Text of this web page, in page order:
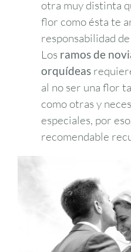
otra muy distinta
flor como ésta te
responsabilidad
Los ramos de
orquídeas
al no ser una flor
como otras y
especiales, por
recomendable